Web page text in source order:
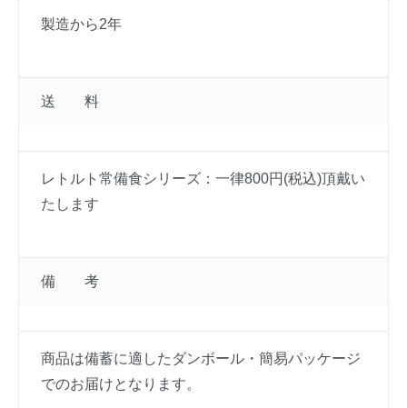
製造から2年
送 料
レトルト常備食シリーズ：一律800円(税込)頂戴い
たします
備 考
商品は備蓄に適したダンボール・簡易パッケージ
でのお届けとなります。